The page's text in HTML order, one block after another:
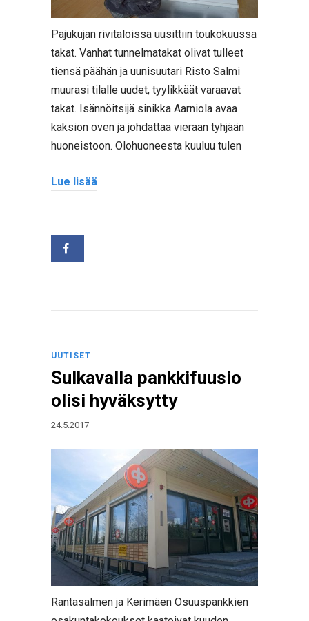
Pajukujan rivitaloissa uusittiin toukokuussa
takat. Vanhat tunnelmatakat olivat tulleet
tiensä päähän ja uunisuutari Risto Salmi
muurasi tilalle uudet, tyylikkäät varaavat
takat. Isännöitsijä sinikka Aarniola avaa
kaksion oven ja johdattaa vieraan tyhjään
huoneistoon. Olohuoneesta kuuluu tulen
Lue lisää
UUTISET
Sulkavalla pankkifuusio
olisi hyväksytty
24.5.2017
Rantasalmen ja Kerimäen Osuuspankkien